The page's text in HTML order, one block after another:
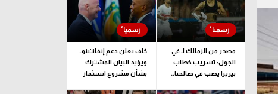
مصدر من الزمالك لـ في
الجول: تسريب خطاب
بيزيرا يصب في صالحنا..
وقرارنا نهائي
كاف يعلن دعم إنفانتينو..
ويؤيد البيان المشترك
بشأن مشروع استثمار